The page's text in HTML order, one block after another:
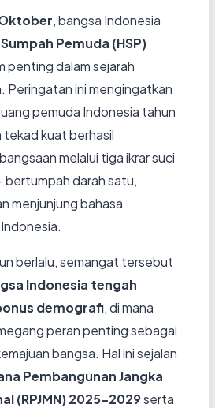
, bangsa Indonesia
Pemuda (HSP)
penting dalam sejarah
Peringatan ini mengingatkan
pemuda Indonesia tahun
tekad kuat berhasil
melalui tiga ikrar suci
bertumpah darah satu,
menjunjung bahasa
berlalu, semangat tersebut
Indonesia tengah
demografi, di mana
peran penting sebagai
bangsa. Hal ini sejalan
Pembangunan Jangka
(RPJMN) 2025–2029serta